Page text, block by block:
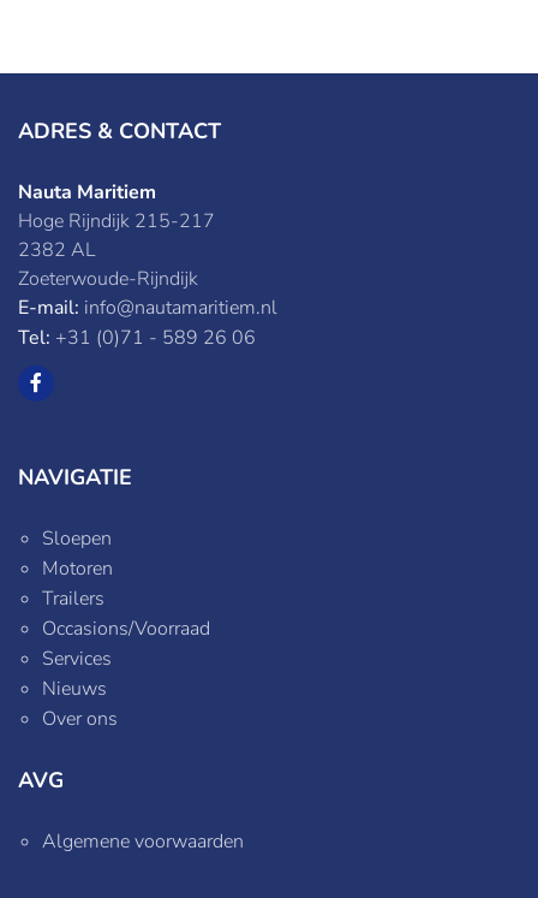
ADRES & CONTACT
Nauta Maritiem
Hoge Rijndijk 215-217
2382 AL
Zoeterwoude-Rijndijk
E-mail: info@nautamaritiem.nl
Tel: +31 (0)71 - 589 26 06
NAVIGATIE
Sloepen
Motoren
Trailers
Occasions/Voorraad
Services
Nieuws
Over ons
AVG
Algemene voorwaarden